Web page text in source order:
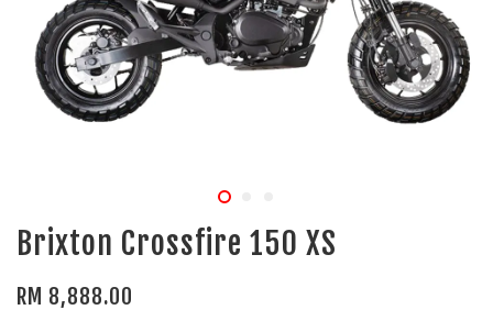
Brixton Crossfire 150 XS
RM 8,888.00